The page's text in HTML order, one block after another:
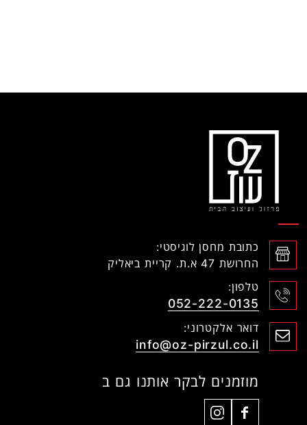
כתובת מחסן לוגיסטי:
החרושת 47 א.ת. קריית ביאליק
טלפון:
052-222-0135
דואר אלקטרוני:
info@oz-pirzul.co.il
מוזמנים לבקר אותנו גם ב